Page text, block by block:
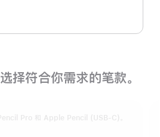
选择符合你需求的笔款。